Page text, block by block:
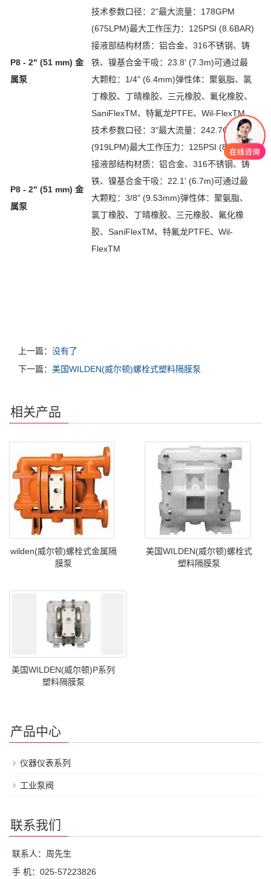
P8 - 2" (51 mm) 金
属泵
技术参数口径：2"最大流量：178GPM
(675LPM)最大工作压力：125PSI (8.6BAR)
接液部结构材质：铝合金、316不锈钢、铸
铁、镍基合金干吸：23.8' (7.3m)可通过最
大颗粒：1/4" (6.4mm)弹性体：聚氨脂、氯
丁橡胶、丁晴橡胶、三元橡胶、氟化橡胶、
SaniFlexTM、特氟龙PTFE、Wil-FlexTM
P8 - 2" (51 mm) 金
属泵
技术参数口径：3"最大流量：242.7GPM
(919LPM)最大工作压力：125PSI (8.6BAR)
接液部结构材质：铝合金、316不锈钢、铸
铁、镍基合金干吸：22.1' (6.7m)可通过最
大颗粒：3/8" (9.53mm)弹性体：聚氨脂、
氯丁橡胶、丁晴橡胶、三元橡胶、氟化橡
胶、SaniFlexTM、特氟龙PTFE、Wil-
FlexTM
上一篇： 没有了
下一篇： 美国WILDEN(威尔顿)螺栓式塑料隔膜泵
相关产品
wilden(威尔顿)螺栓式金属隔
膜泵
美国WILDEN(威尔顿)螺栓式
塑料隔膜泵
美国WILDEN(威尔顿)P系列
塑料隔膜泵
产品中心
仪器仪表系列
工业泵阀
联系我们
联系人：周先生
手 机：025-57223826